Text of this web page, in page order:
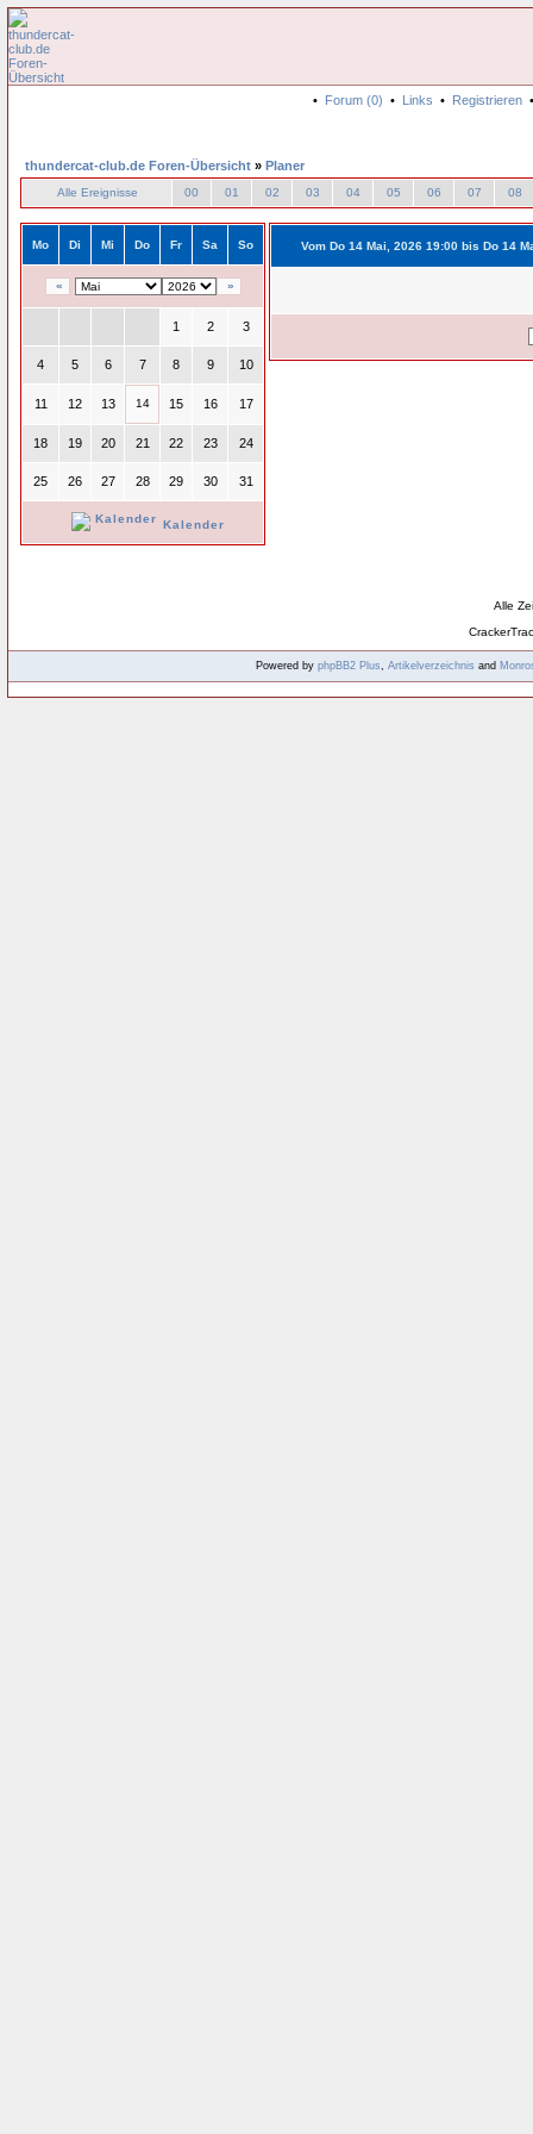
• Forum (0) • Links • Registrieren
thundercat-club.de Foren-Übersicht » Planer
Alle Ereignisse 00 01 02 03 04 05 06 07 08
Mo Di Mi Do Fr Sa So
« »
1 2 3
4 5 6 7 8 9 10
11 12 13 14 15 16 17
18 19 20 21 22 23 24
25 26 27 28 29 30 31
Kalender
Vom Do 14 Mai, 2026 19:00 bis Do 14
Alle
Powered by phpBB2 Plus, Artikelverzeichnis and